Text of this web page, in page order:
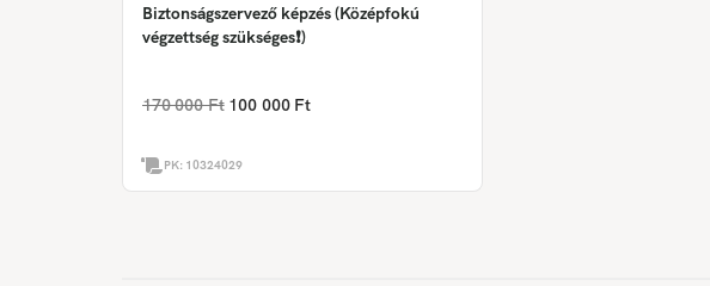
Biztonságszervező képzés (Középfokú
végzettség szükséges❗)
170 000 Ft 100 000 Ft
PK: 10324029